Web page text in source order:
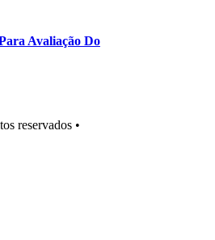
Avaliação Do
reservados •